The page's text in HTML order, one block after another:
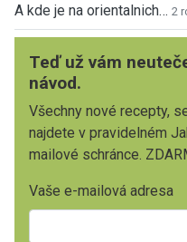
A kde je na orientalnich… 2
Teď už vám
návod.
Všechny nové recepty,
najdete v pravidelném
mailové schránce.
Vaše e-mailová adresa